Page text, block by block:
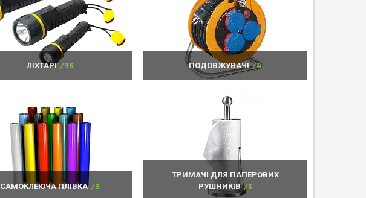
ЛІХТАРІ 36 ПОДОВЖУВАЧІ 4
САМОКЛЕЮЧА ПЛІВКА 3
ТРИМАЧІ ДЛЯ ПАПЕРОВИХ
РУШНИКІВ
5